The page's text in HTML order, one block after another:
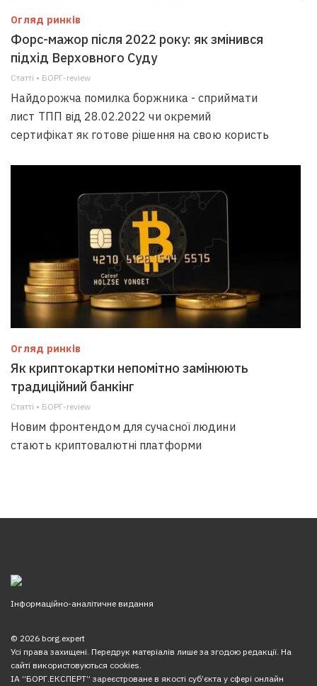
Огляд ринків
Форс-мажор після 2022 року: як змінився
підхід Верховного Суду
Статті • БОРГ-review
Найдорожча помилка боржника - сприймати
лист ТПП від 28.02.2022 чи окремий
сертифікат як готове рішення на свою користь
Огляд ринків
Як криптокартки непомітно замінюють
традиційний банкінг
Статті • БОРГ-review
Новим фронтендом для сучасної людини
стають криптовалютні платформи
Інформаційно-аналітичне видання
© 2026 borg.expert
Усі права захищені. Передрук матеріалів лише за згодою редакції. На
сайті використовуються cookies.
ІА “БОРГ.ЕКСПЕРТ” зареєстроване в якості суб’єкта у сфері онлайн